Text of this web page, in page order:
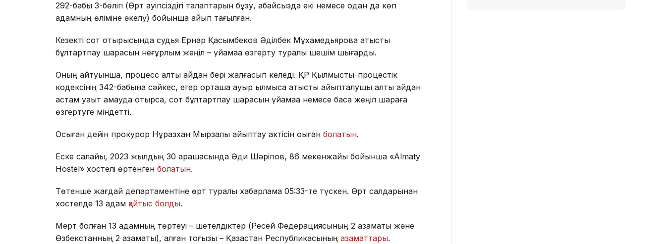
292-бабы 3-бөлігі (Өрт қауіпсіздігі талаптарын бұзу, абайсызда екі немесе одан да көп
адамның өліміне әкелу) бойынша айып тағылған.
Кезекті сот отырысында судья Ернар Қасымбеков Әділбек Мұхамедьяровқа қатысты
бұлтартпау шарасын неғұрлым жеңіл – үйқамаққа өзгерту туралы шешім шығарды.
Оның айтуынша, процесс алты айдан бері жалғасып келеді. ҚР Қылмыстық-процестік
кодексінің 342-бабына сәйкес, егер орташа ауыр қылмысқа қатысты айыпталушы алты айдан
астам уақыт қамауда отырса, сот бұлтартпау шарасын үйқамаққа немесе басқа жеңіл шараға
өзгертуге міндетті.
Осыған дейін прокурор Нұразхан Мырзалы айыптау актісін оқыған болатын.
Еске салайық, 2023 жылдың 30 қарашасында Әди Шәріпов, 86 мекенжайы бойынша «Almaty
Hostel» хостелі өртенген болатын.
Төтенше жағдай департаментіне өрт туралы хабарлама 05:33-те түскен. Өрт салдарынан
хостелде 13 адам қайтыс болды.
Мерт болған 13 адамның төртеуі – шетелдіктер (Ресей Федерациясының 2 азаматы және
Өзбекстанның 2 азаматы), қалған тоғызы – Қазақстан Республикасының азаматтары.